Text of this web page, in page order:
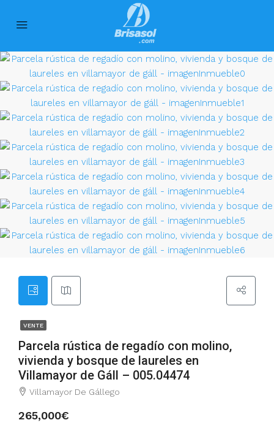
VENTE
Parcela rústica de regadío con molino,
vivienda y bosque de laureles en
Villamayor de Gáll – 005.04474
Villamayor De Gállego
265,000€